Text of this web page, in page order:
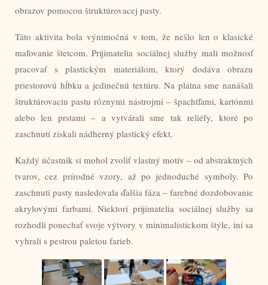
obrazov pomocou štruktúrovacej pasty.
Táto aktivita bola výnimočná v tom, že nešlo len o klasické
maľovanie štetcom. Prijímatelia sociálnej služby mali možnosť
pracovať s plastickým materiálom, ktorý dodáva obrazu
priestorovú hĺbku a jedinečnú textúru. Na plátna sme nanášali
štruktúrovaciu pastu rôznymi nástrojmi – špachtľami, kartónmi
alebo len prstami – a vytvárali sme tak reliéfy, ktoré po
zaschnutí získali nádherný plastický efekt.
Každý účastník si mohol zvoliť vlastný motív – od abstraktných
tvarov, cez prírodné vzory, až po jednoduché symboly. Po
zaschnutí pasty nasledovala ďalšia fáza – farebné dozdobovanie
akrylovými farbami. Niektorí prijímatelia sociálnej služby sa
rozhodli ponechať svoje výtvory v minimalistickom štýle, iní sa
vyhrali s pestrou paletou farieb.